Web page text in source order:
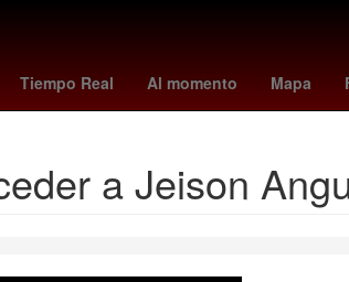
Tiempo Real Al momento Mapa
Matt Damon Farmacias Similares El infierno
a Jeison